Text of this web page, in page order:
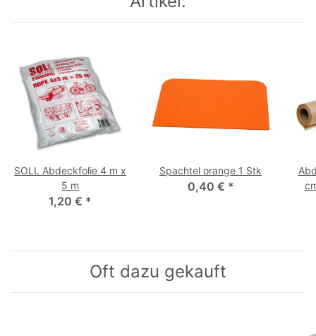
SOLL Abdeckfolie 4 m x
5 m
1,20 € *
Spachtel orange 1 Stk
0,40 € *
Oft dazu gekauft